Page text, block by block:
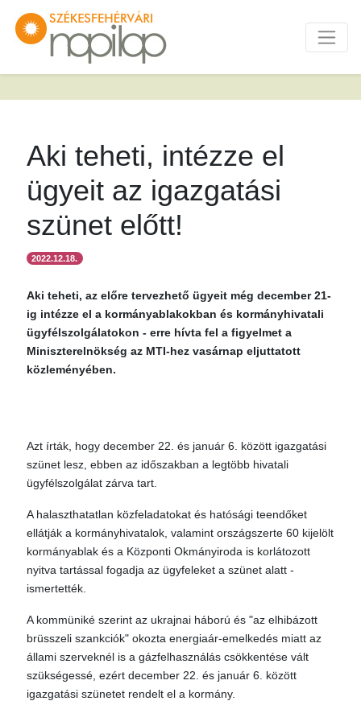
Aki teheti, intézze el
ügyeit az igazgatási
szünet előtt!
2022.12.18.
Aki teheti, az előre tervezhető ügyeit még december 21-
ig intézze el a kormányablakokban és kormányhivatali
ügyfélszolgálatokon - erre hívta fel a figyelmet a
Miniszterelnökség az MTI-hez vasárnap eljuttatott
közleményében.
Azt írták, hogy december 22. és január 6. között igazgatási
szünet lesz, ebben az időszakban a legtöbb hivatali
ügyfélszolgálat zárva tart.
A halaszthatatlan közfeladatokat és hatósági teendőket
ellátják a kormányhivatalok, valamint országszerte 60 kijelölt
kormányablak és a Központi Okmányiroda is korlátozott
nyitva tartással fogadja az ügyfeleket a szünet alatt -
ismertették.
A kommüniké szerint az ukrajnai háború és "az elhibázott
brüsszeli szankciók" okozta energiaár-emelkedés miatt az
állami szerveknél is a gázfelhasználás csökkentése vált
szükségessé, ezért december 22. és január 6. között
igazgatási szünetet rendelt el a kormány.